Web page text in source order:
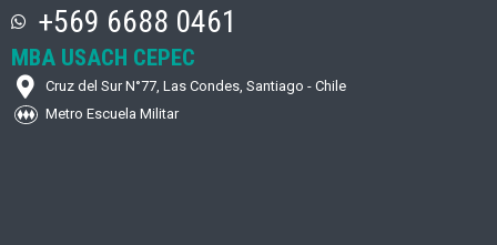
+569 6688 0461
MBA USACH CEPEC
Cruz del Sur N°77, Las Condes, Santiago - Chile
Metro Escuela Militar